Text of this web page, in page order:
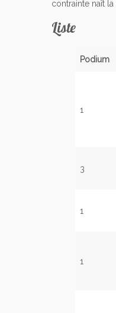
contrainte naît
Liste
Podium
1
3
1
1